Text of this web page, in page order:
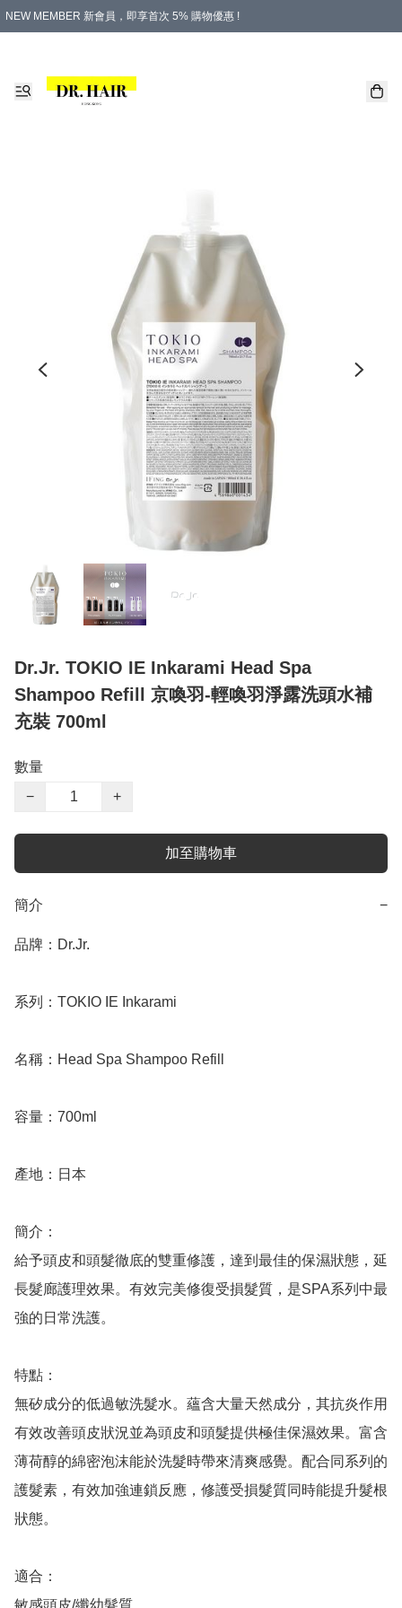
NEW MEMBER 新會員，即享首次 5% 購物優惠 !
Dr.Jr. TOKIO IE Inkarami Head Spa
Shampoo Refill 京喚羽-輕喚羽淨露洗頭水補
充裝 700ml
數量
−
+
加至購物車
簡介 −
品牌：Dr.Jr.
系列：TOKIO IE Inkarami
名稱：Head Spa Shampoo Refill
容量：700ml
產地：日本
簡介：
給予頭皮和頭髮徹底的雙重修護，達到最佳的保濕狀態，延
長髮廊護理效果。有效完美修復受損髮質，是SPA系列中最
強的日常洗護。
特點：
無矽成分的低過敏洗髮水。蘊含大量天然成分，其抗炎作用
有效改善頭皮狀況並為頭皮和頭髮提供極佳保濕效果。富含
薄荷醇的綿密泡沫能於洗髮時帶來清爽感覺。配合同系列的
護髮素，有效加強連鎖反應，修護受損髮質同時能提升髮根
狀態。
適合：